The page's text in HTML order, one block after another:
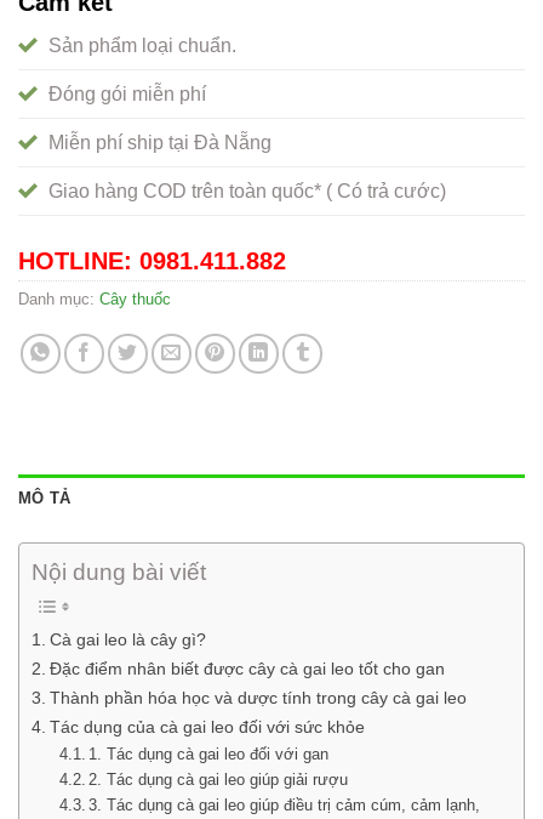
Sản phẩm loại chuẩn.
Đóng gói miễn phí
Miễn phí ship tại Đà Nẵng
Giao hàng COD trên toàn quốc* ( Có trả cước)
HOTLINE: 0981.411.882
Danh mục: Cây thuốc
MÔ TẢ
Nội dung bài viết
Cà gai leo là cây gì?
Đặc điểm nhân biết được cây cà gai leo tốt cho gan
Thành phần hóa học và dược tính trong cây cà gai leo
Tác dụng của cà gai leo đối với sức khỏe
1. Tác dụng cà gai leo đối với gan
2. Tác dụng cà gai leo giúp giải rượu
3. Tác dụng cà gai leo giúp điều trị cảm cúm, cảm lạnh,